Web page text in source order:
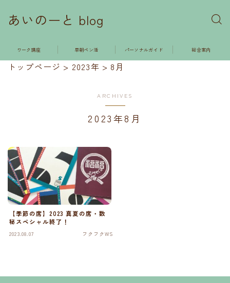
あいのーと blog
ワーク講座 早朝ペン活 パーソナルガイド 総合案内
トップページ > 2023年 > 8月
ARCHIVES
2023年8月
【季節の席】2023 真夏の席・数
秘スペシャル終了！
2023.08.07 フクフクWS